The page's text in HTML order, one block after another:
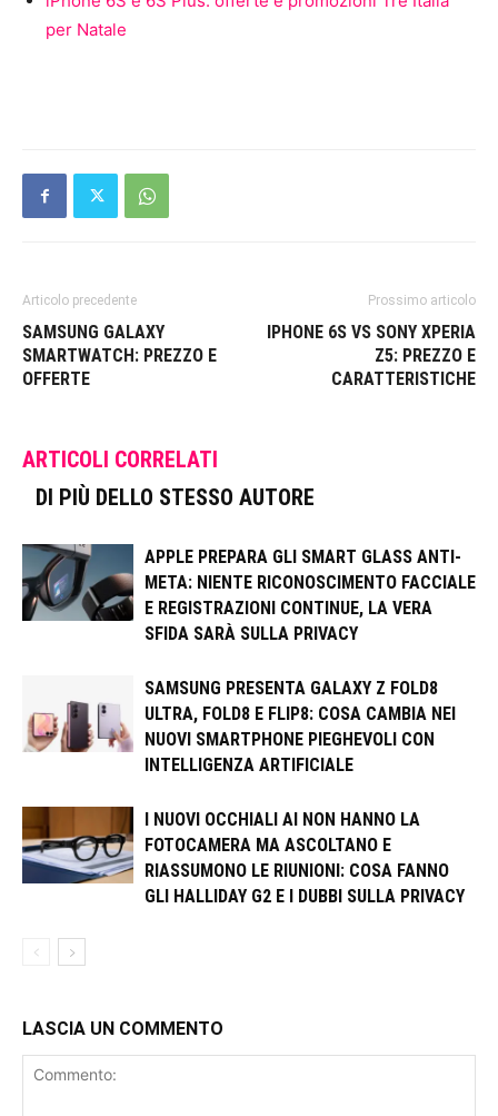
per Natale
Articolo precedente
SAMSUNG GALAXY
SMARTWATCH: PREZZO E
OFFERTE
Prossimo articolo
IPHONE 6S VS SONY XPERIA
Z5: PREZZO E
CARATTERISTICHE
ARTICOLI CORRELATI
DI PIÙ DELLO STESSO AUTORE
APPLE PREPARA GLI SMART GLASS ANTI-
META: NIENTE RICONOSCIMENTO FACCIALE
E REGISTRAZIONI CONTINUE, LA VERA
SFIDA SARÀ SULLA PRIVACY
SAMSUNG PRESENTA GALAXY Z FOLD8
ULTRA, FOLD8 E FLIP8: COSA CAMBIA NEI
NUOVI SMARTPHONE PIEGHEVOLI CON
INTELLIGENZA ARTIFICIALE
I NUOVI OCCHIALI AI NON HANNO LA
FOTOCAMERA MA ASCOLTANO E
RIASSUMONO LE RIUNIONI: COSA FANNO
GLI HALLIDAY G2 E I DUBBI SULLA PRIVACY
LASCIA UN COMMENTO